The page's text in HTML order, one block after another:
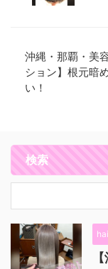
沖縄・那覇・美
ション】根元暗
い！
検索